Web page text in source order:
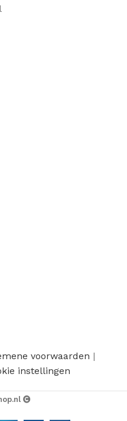
voorwaarden |
instellingen